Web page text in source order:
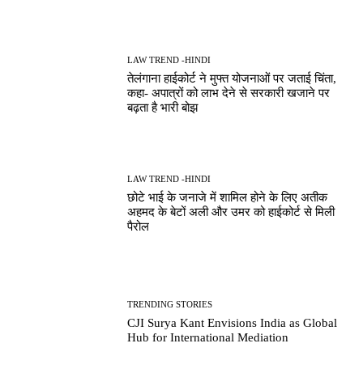
LAW TREND -HINDI
तेलंगाना हाईकोर्ट ने मुफ्त योजनाओं पर जताई चिंता,
कहा- अपात्रों को लाभ देने से सरकारी खजाने पर
बढ़ता है भारी बोझ
LAW TREND -HINDI
छोटे भाई के जनाजे में शामिल होने के लिए अतीक
अहमद के बेटों अली और उमर को हाईकोर्ट से मिली
पैरोल
TRENDING STORIES
CJI Surya Kant Envisions India as Global
Hub for International Mediation